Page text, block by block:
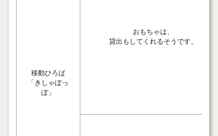
移動ひろば
「きしゃぽっ
ぽ」
おもちゃは、
貸出もしてくれるそうです。